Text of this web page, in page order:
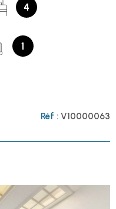
rue très peu passante.
une entrée
et très lumineuse.
chêne massif point de
moulures. Elle se
sans vis-à-vis de
votre quotidien. Petit
peut ouvrir
des beaux jours. Aux 2
faire office de bureau ou
sur-mesure en
4
1
Réf : V10000063